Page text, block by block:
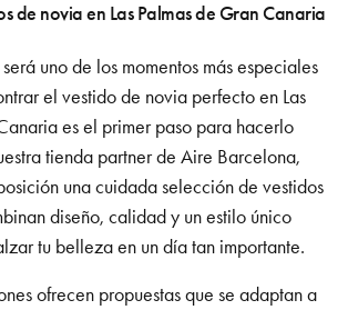
de novia en Las Palmas de Gran Canaria
uno de los momentos más especiales
el vestido de novia perfectoen Las
es el primer paso para hacerlo
tienda partner de Aire Barcelona,
una cuidada selección de vestidos
diseño, calidad y un estilo único
tu belleza en un día tan importante.
ofrecen propuestas que se adaptan a